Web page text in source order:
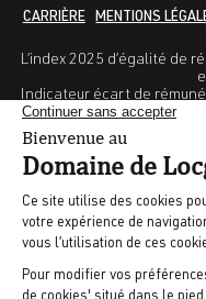
CARRIÈRE MENTIONS
L’index 2025 d’égalité de
Indicateur écart de
Indicateur Ecart de taux
Indicateur pourcentage
suivant leur retour
Indicateur nombre de
10 plus
SABRE :